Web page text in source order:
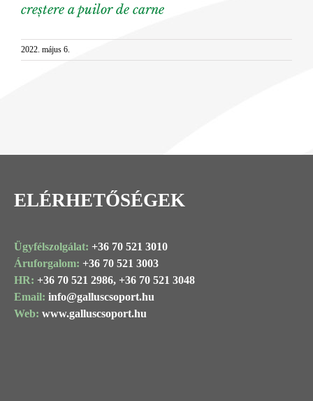
creștere a puilor de carne
2022. május 6.
ELÉRHETŐSÉGEK
Ügyfélszolgálat: +36 70 521 3010
Áruforgalom: +36 70 521 3003
HR: +36 70 521 2986, +36 70 521 3048
Email: info@galluscsoport.hu
Web: www.galluscsoport.hu